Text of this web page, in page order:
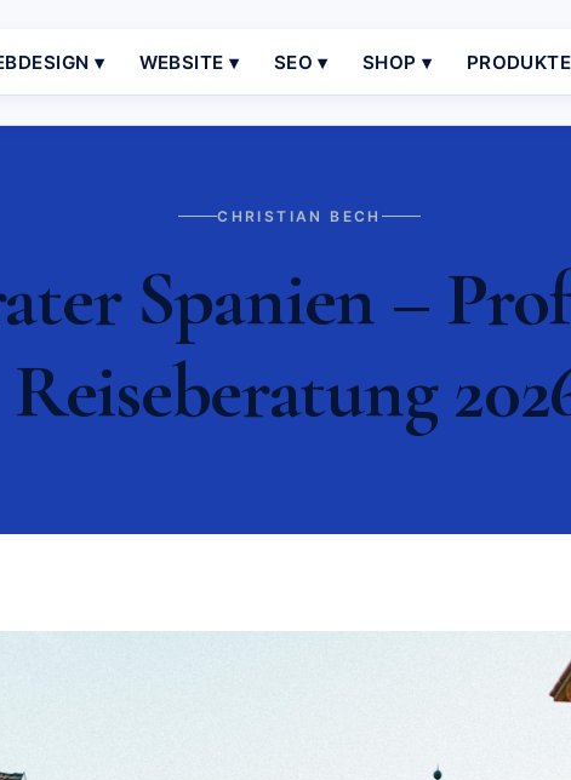
▾ WEBSITE ▾ SEO ▾ SHOP ▾ PRODUKTE
CHRISTIAN BECH
Spanien –
Reiseberatung